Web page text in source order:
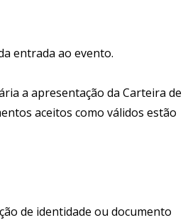
entrada ao evento.
a apresentação da Carteira de
aceitos como válidos estão
de identidade ou documento